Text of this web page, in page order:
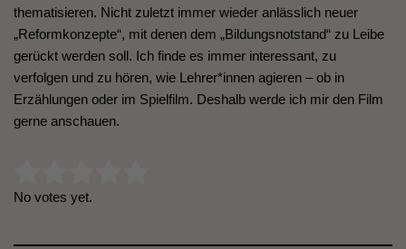
thematisieren. Nicht zuletzt immer wieder anlässlich neuer
„Reformkonzepte“, mit denen dem „Bildungsnotstand“ zu Leibe
gerückt werden soll. Ich finde es immer interessant, zu
verfolgen und zu hören, wie Lehrer*innen agieren – ob in
Erzählungen oder im Spielfilm. Deshalb werde ich mir den Film
gerne anschauen.
No votes yet.